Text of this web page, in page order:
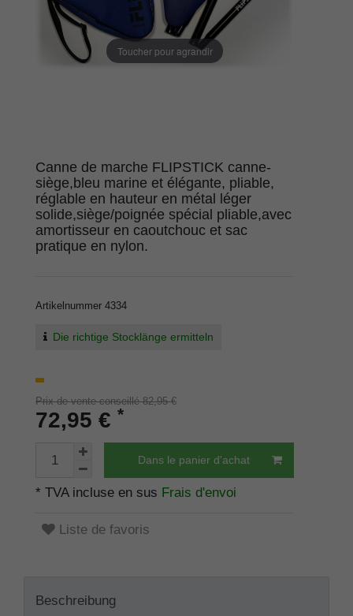
Toucher pour agrandir
Canne de marche FLIPSTICK canne-
siège,bleu marine et élégante, pliable,
réglable en hauteur en métal léger
solide,siège/poignée spécial pliable,avec
amortisseur en caoutchouc et sac
pratique en nylon.
Artikelnummer 4334
Die richtige Stocklänge ermitteln
Prix de vente conseillé 82,95 €
72,95 € *
Dans le panier d'achat
* TVA incluse en sus Frais d'envoi
Liste de favoris
Beschreibung